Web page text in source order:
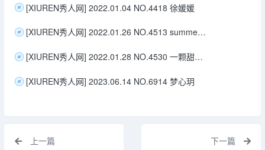
[XIUREN秀人网] 2022.01.04 NO.4418 徐媛媛
[XIUREN秀人网] 2022.01.26 NO.4513 summer宝宝
[XIUREN秀人网] 2022.01.28 NO.4530 一颗甜蛋黄a
[XIUREN秀人网] 2023.06.14 NO.6914 梦心玥
上一篇
下一篇